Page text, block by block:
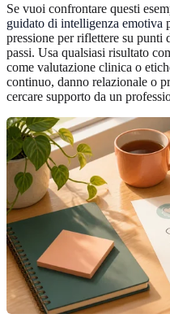
Se vuoi confrontare questi
guidato di intelligenza emotiva
pressione per riflettere su
passi. Usa qualsiasi risultato
come valutazione clinica o
continuo, danno relazionale o
cercare supporto da un